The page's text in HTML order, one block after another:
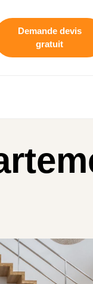
Demande devis
gratuit